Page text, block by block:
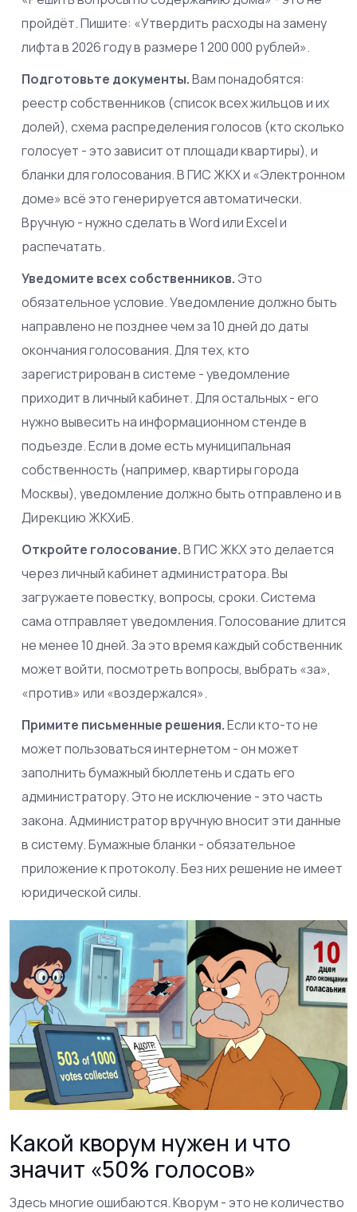
пройдёт. Пишите: «Утвердить расходы на замену
лифта в 2026 году в размере 1 200 000 рублей».
Подготовьте документы.Вам понадобятся:
реестр собственников (список всех жильцов и их
долей), схема распределения голосов (кто сколько
голосует - это зависит от площади квартиры), и
бланки для голосования. В ГИС ЖКХ и «Электронном
доме» всё это генерируется автоматически.
Вручную - нужно сделать в Word или Excel и
распечатать.
Уведомите всех собственников. Это
обязательное условие. Уведомление должно быть
направлено не позднее чем за 10 дней до даты
окончания голосования. Для тех, кто
зарегистрирован в системе - уведомление
приходит в личный кабинет. Для остальных - его
нужно вывесить на информационном стенде в
подъезде. Если в доме есть муниципальная
собственность (например, квартиры города
Москвы), уведомление должно быть отправлено и в
Дирекцию ЖКХиБ.
Откройте голосование.В ГИС ЖКХ это делается
через личный кабинет администратора. Вы
загружаете повестку, вопросы, сроки. Система
сама отправляет уведомления. Голосование длится
не менее 10 дней. За это время каждый собственник
может войти, посмотреть вопросы, выбрать «за»,
«против» или «воздержался».
Примите письменные решения.Если кто-то не
может пользоваться интернетом - он может
заполнить бумажный бюллетень и сдать его
администратору. Это не исключение - это часть
закона. Администратор вручную вносит эти данные
в систему. Бумажные бланки - обязательное
приложение к протоколу. Без них решение не имеет
юридической силы.
Какой кворум нужен и что
значит «50% голосов»
Здесь многие ошибаются. Кворум - это не количество